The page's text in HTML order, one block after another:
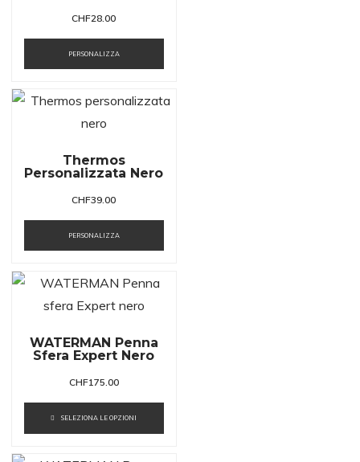
CHF28.00
PERSONALIZZA
Thermos
Personalizzata Nero
CHF39.00
PERSONALIZZA
WATERMAN Penna
Sfera Expert Nero
CHF175.00
SELEZIONA LE OPZIONI